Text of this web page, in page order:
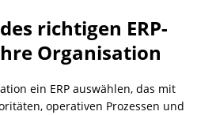
richtigen ERP-
Organisation
ein ERP auswählen, das mit
operativen Prozessen und